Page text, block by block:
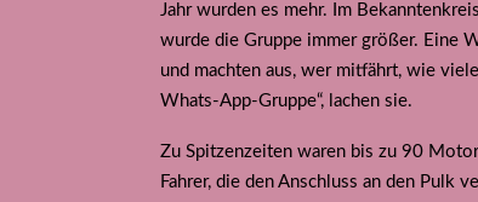
Jahr wurden es mehr. Im
wurde die Gruppe immer größer. Eine
und machten aus, wer mitfährt, wie
Whats-App-Gruppe“, lachen sie.
Zu Spitzenzeiten waren bis zu 90
Fahrer, die den Anschluss an den Pulk